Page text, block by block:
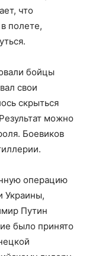
что
полете,
бойцы
свои
скрыться
можно
Боевиков
операцию
Украины,
Путин
было принято